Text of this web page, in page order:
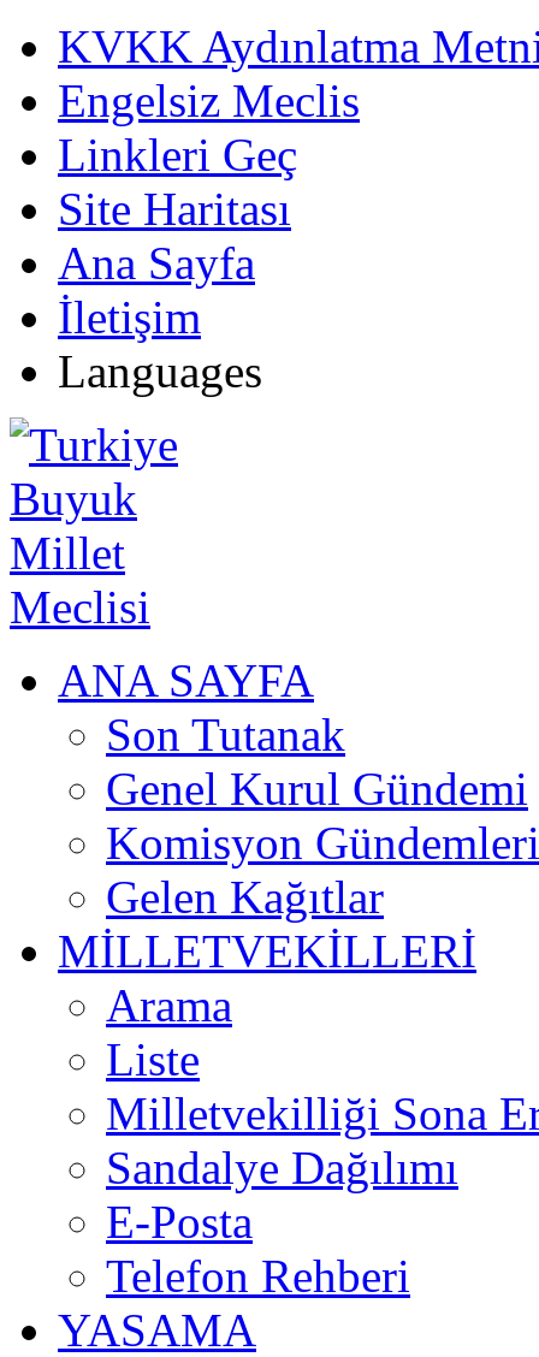
KVKK Aydınlatma
Engelsiz Meclis
Linkleri Geç
Site Haritası
Ana Sayfa
İletişim
Languages
ANA SAYFA
Son Tutanak
Genel Kurul Gündemi
Komisyon Gündemleri
Gelen Kağıtlar
MİLLETVEKİLLERİ
Arama
Liste
Milletvekilliği Sona
Sandalye Dağılımı
E-Posta
Telefon Rehberi
YASAMA